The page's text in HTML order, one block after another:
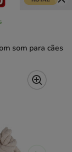
som para cães